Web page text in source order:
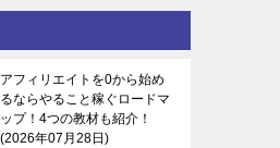
アフィリエイトを0から始め
るならやること稼ぐロードマ
ップ！4つの教材も紹介！
2026年07月28日